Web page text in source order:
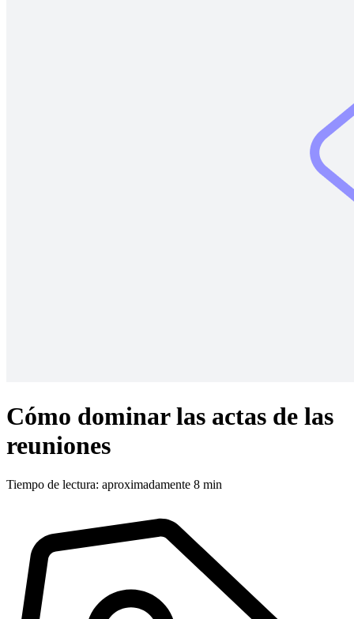
Cómo dominar las actas de las
reuniones
Tiempo de lectura: aproximadamente 8 min